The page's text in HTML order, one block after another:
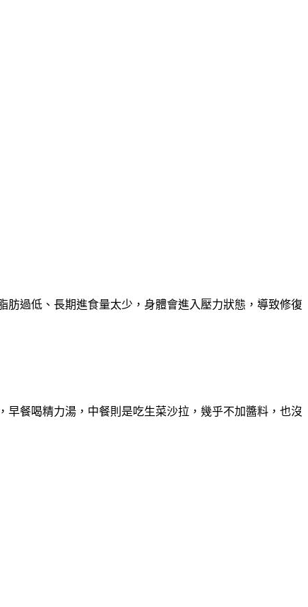
過低、長期進食量太少，身體會進入壓力狀態，導致修復
早餐喝精力湯，中餐則是吃生菜沙拉，幾乎不加醬料，也沒